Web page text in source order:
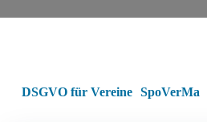
DSGVO für Vereine SpoVerMa